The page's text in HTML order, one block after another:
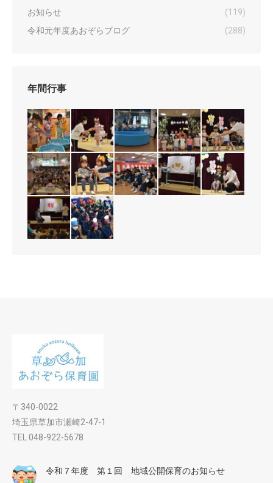
お知らせ
(119)
令和元年度あおぞらブログ
(288)
年間行事
〒340-0022
埼玉県草加市瀬崎2-47-1
TEL 048-922-5678
令和７年度 第１回 地域公開保育のお知らせ